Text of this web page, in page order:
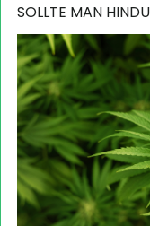
SOLLTE MAN